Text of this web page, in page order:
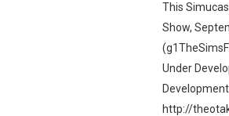
This
Show,
Under
http://